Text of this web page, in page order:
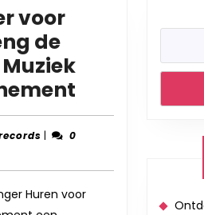
voor
de
een
Zanger
Jouw
accent-
|
0
Huren voor